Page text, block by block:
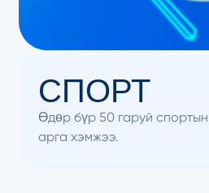
СПОРТ
Өдөр бүр 50 гаруй
арга хэмжээ.